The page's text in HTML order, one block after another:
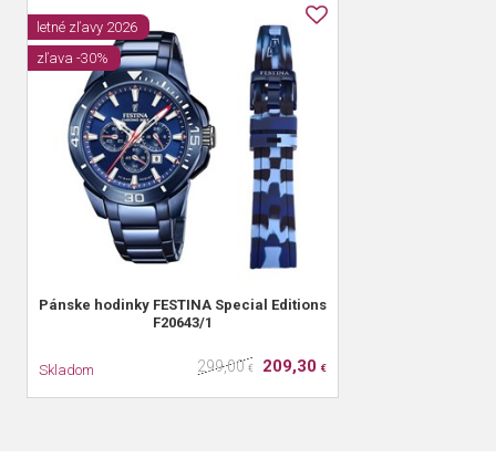
Pánske hodinky FESTINA Special Editions
F20643/1
letné zľavy 2026
zľava -30%
Skladom 299,00 € 209,30 €